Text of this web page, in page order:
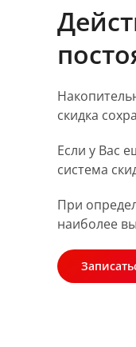
скидка
Если у Вас
система
При
наиболее